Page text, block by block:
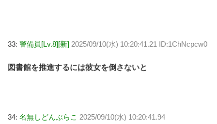
33: 警備員[Lv.8][新] 2025/09/10(水) 10:20:41.21 ID:1ChNcpcw0
図書館を推進するには彼女を倒さないと
34: 名無しどんぶらこ 2025/09/10(水) 10:20:41.94